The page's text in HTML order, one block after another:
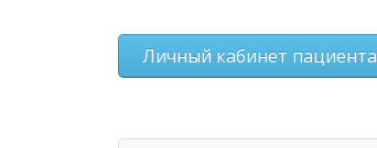
Личный кабинет пациента